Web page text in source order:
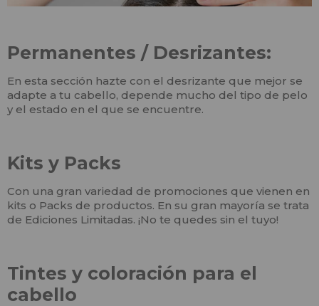
Permanentes / Desrizantes:
En esta sección hazte con el desrizante que mejor se
adapte a tu cabello, depende mucho del tipo de pelo
y el estado en el que se encuentre.
Kits y Packs
Con una gran variedad de promociones que vienen en
kits o Packs de productos. En su gran mayoría se trata
de Ediciones Limitadas. ¡No te quedes sin el tuyo!
Tintes y coloración para el
cabello